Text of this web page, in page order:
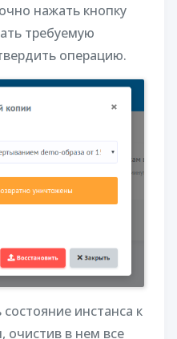
нажать кнопку
требуемую
операцию.
инстанса к
очистив в нем все